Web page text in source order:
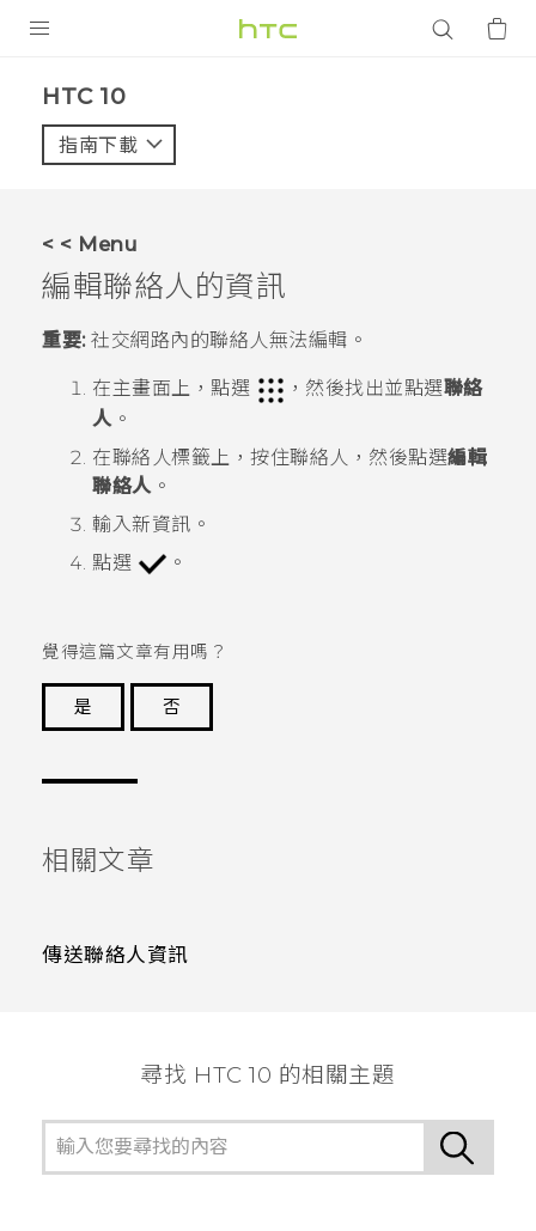
VIVE
支援服務
HTC 10‎
指南下載
< < Menu
編輯聯絡人的資訊
重要:社交網路內的聯絡人無法編輯。
在主畫面上，點選 ，然後找出並點選聯絡
人 。
在聯絡人標籤上，按住聯絡人，然後點選編輯
聯絡人 。
輸入新資訊。
點選
。
覺得這篇文章有用嗎？
是
否
相關文章
傳送聯絡人資訊
尋找 HTC 10 的相關主題